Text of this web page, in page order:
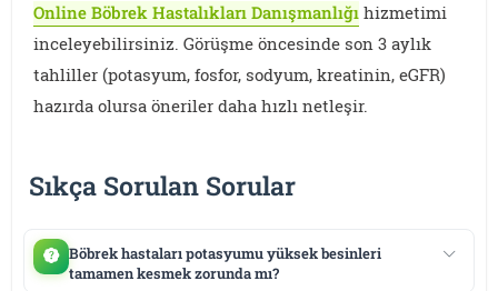
Online Böbrek Hastalıkları Danışmanlığı hizmetimi
inceleyebilirsiniz. Görüşme öncesinde son 3 aylık
tahliller (potasyum, fosfor, sodyum, kreatinin, eGFR)
hazırda olursa öneriler daha hızlı netleşir.
Sıkça Sorulan Sorular
Böbrek hastaları potasyumu yüksek besinleri
tamamen kesmek zorunda mı?